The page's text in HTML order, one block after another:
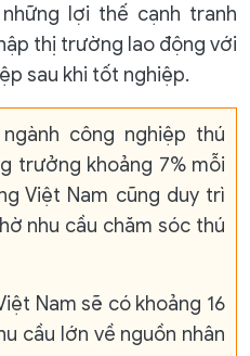
lợi thế cạnh tranh
thị trường lao động với
sau khi tốt nghiệp.
công nghiệp thú
trưởng khoảng 7% mỗi
Việt Nam cũng duy trì
nhu cầu chăm sóc thú
Nam sẽ có khoảng 16
cầu lớn về nguồn nhân